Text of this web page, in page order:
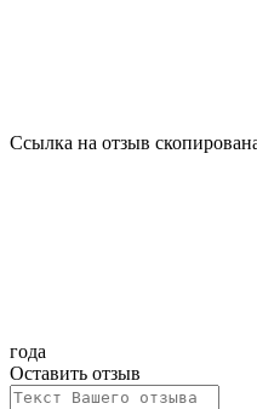
Ссылка на отзыв
года
Оставить отзыв